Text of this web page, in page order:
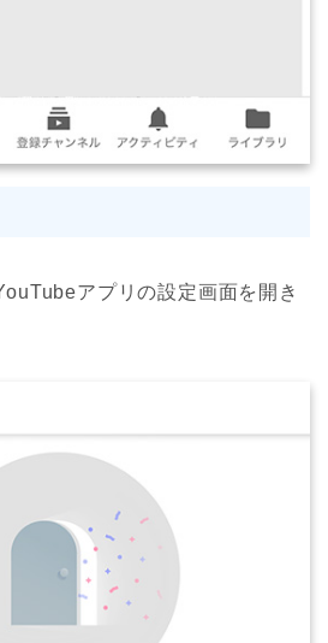
アプリの設定画面を開き